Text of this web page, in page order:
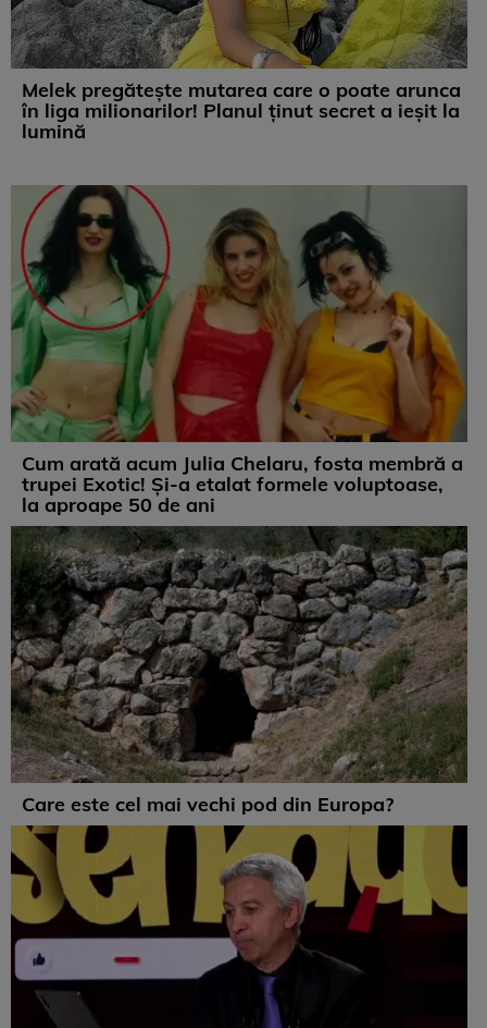
Melek pregătește mutarea care o poate arunca
în liga milionarilor! Planul ținut secret a ieșit la
lumină
Cum arată acum Julia Chelaru, fosta membră a
trupei Exotic! Și-a etalat formele voluptoase,
la aproape 50 de ani
Care este cel mai vechi pod din Europa?